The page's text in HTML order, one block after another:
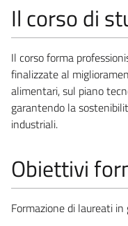
Il corso di
Il corso forma
finalizzate al
alimentari, sul piano
garantendo la
industriali.
Obiettivi
Formazione di laureati in